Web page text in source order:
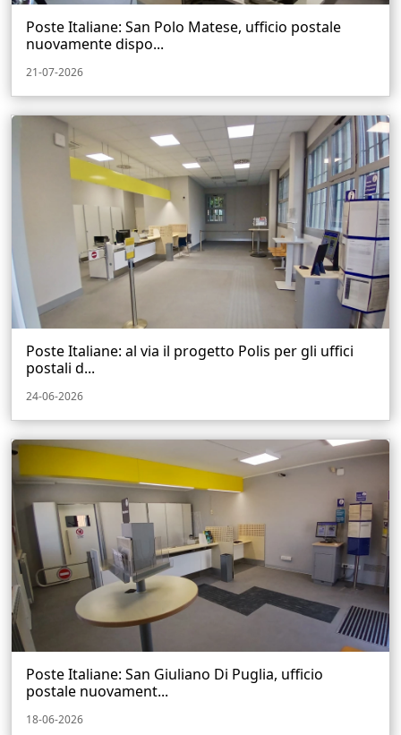
Poste Italiane: San Polo Matese, ufficio postale
nuovamente dispo...
21-07-2026
Poste Italiane: al via il progetto Polis per gli uffici
postali d...
24-06-2026
Poste Italiane: San Giuliano Di Puglia, ufficio
postale nuovament...
18-06-2026